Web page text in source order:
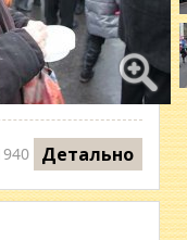
Детально